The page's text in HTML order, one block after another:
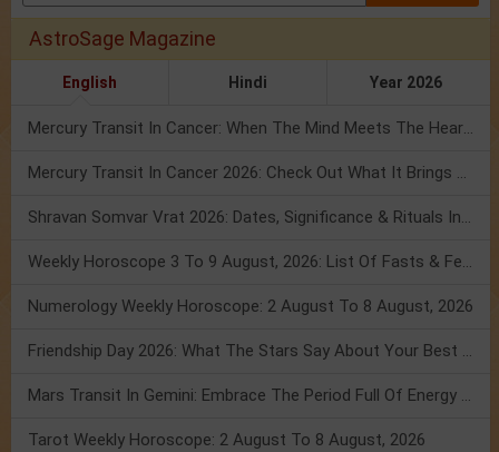
AstroSage Magazine
English Hindi Year 2026
Mercury Transit In Cancer: When The Mind Meets The Heart!
Mercury Transit In Cancer 2026: Check Out What It Brings For You
Shravan Somvar Vrat 2026: Dates, Significance & Rituals In August
Weekly Horoscope 3 To 9 August, 2026: List Of Fasts & Festivals
Numerology Weekly Horoscope: 2 August To 8 August, 2026
Friendship Day 2026: What The Stars Say About Your Best Friend!
Mars Transit In Gemini: Embrace The Period Full Of Energy & Intelligence
Tarot Weekly Horoscope: 2 August To 8 August, 2026